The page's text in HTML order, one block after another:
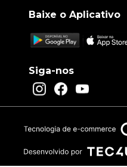
Baixe o Aplicativo
Siga-nos